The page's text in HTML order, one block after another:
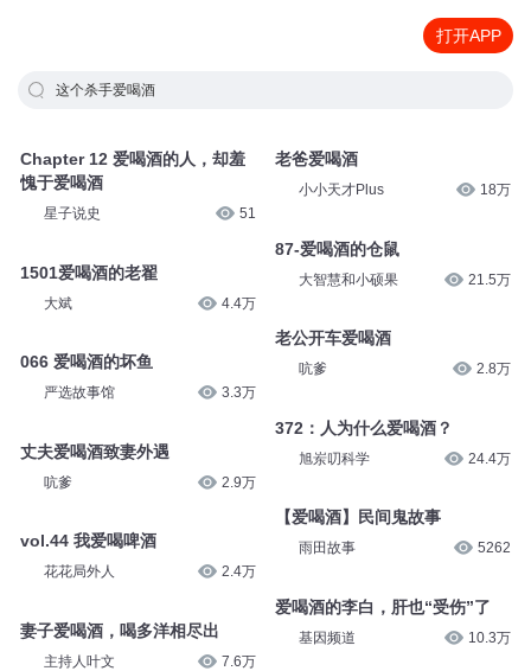
打开APP
这个杀手爱喝酒
Chapter 12 爱喝酒的人，却羞
愧于爱喝酒
星子说史 51
1501爱喝酒的老翟
大斌 4.4万
066 爱喝酒的坏鱼
严选故事馆 3.3万
丈夫爱喝酒致妻外遇
吭爹 2.9万
vol.44 我爱喝啤酒
花花局外人 2.4万
妻子爱喝酒，喝多洋相尽出
主持人叶文 7.6万
老爸爱喝酒
小小天才Plus 18万
87-爱喝酒的仓鼠
大智慧和小硕果 21.5万
老公开车爱喝酒
吭爹 2.8万
372：人为什么爱喝酒？
旭岽叨科学 24.4万
【爱喝酒】民间鬼故事
雨田故事 5262
爱喝酒的李白，肝也“受伤”了
基因频道 10.3万